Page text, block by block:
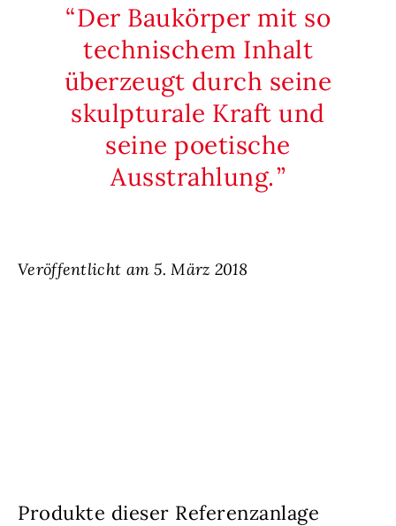
Der Baukörper mit so
technischem Inhalt
überzeugt durch seine
skulpturale Kraft und
seine poetische
Ausstrahlung.
Veröffentlicht am 5. März 2018
Produkte dieser Referenzanlage